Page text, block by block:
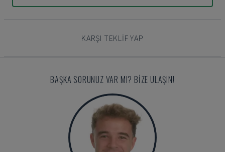
KARŞI TEKLIF YAP
BAŞKA SORUNUZ VAR MI? BIZE ULAŞIN!